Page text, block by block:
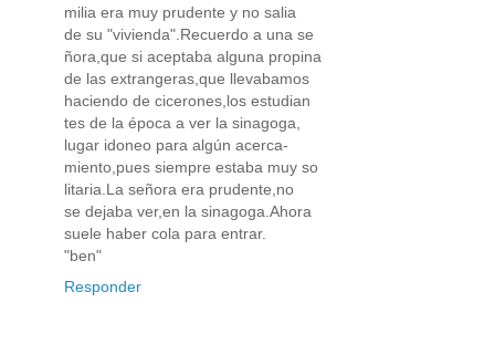
milia era muy prudente y no salia
de su "vivienda".Recuerdo a una se
ñora,que si aceptaba alguna propina
de las extrangeras,que llevabamos
haciendo de cicerones,los estudian
tes de la época a ver la sinagoga,
lugar idoneo para algún acerca-
miento,pues siempre estaba muy so
litaria.La señora era prudente,no
se dejaba ver,en la sinagoga.Ahora
suele haber cola para entrar.
"ben"
Responder